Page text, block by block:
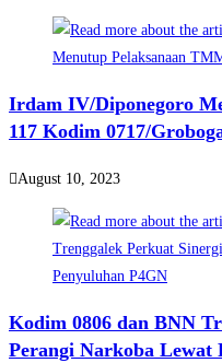
Irdam IV/Diponegoro
117 Kodim 0717/
August 10, 2023
Kodim 0806 dan BNN
Perangi Narkoba Lewat